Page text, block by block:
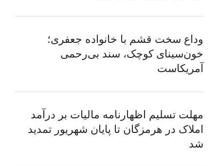
وداع سخت قشم با خانواده جعفری؛
خون‌سینای کوچک، سند بی‌رحمی
آمریکاست
مهلت تسلیم اظهارنامه مالیات بر درآمد
املاک در هرمزگان تا پایان شهریور تمدید
شد